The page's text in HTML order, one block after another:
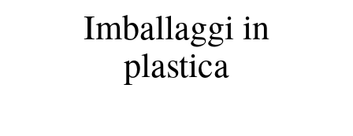
Imballaggi in
plastica